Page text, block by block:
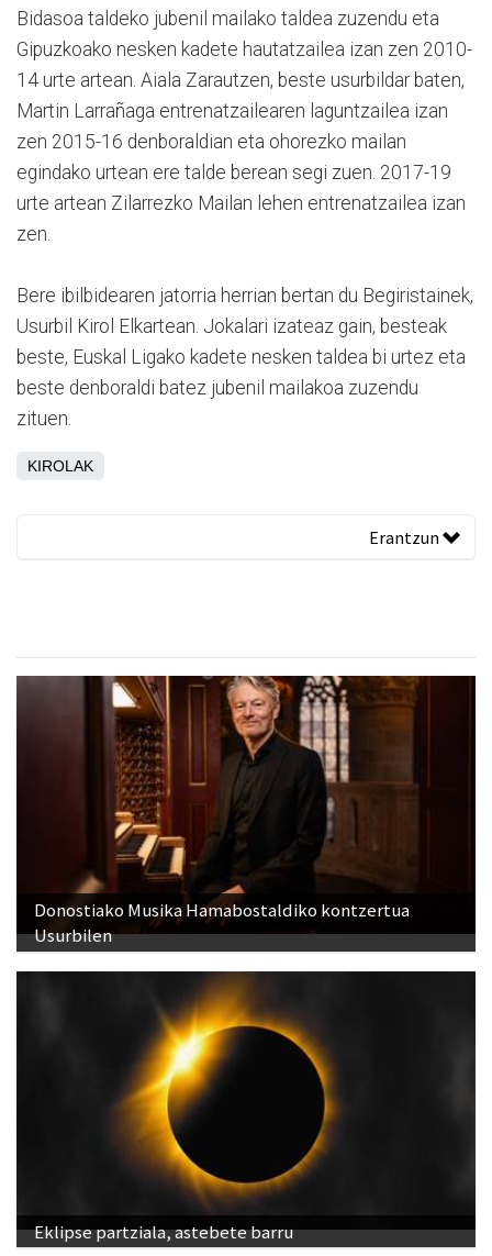
Bidasoa taldeko jubenil mailako taldea zuzendu eta
Gipuzkoako nesken kadete hautatzailea izan zen 2010-
14 urte artean. Aiala Zarautzen, beste usurbildar baten,
Martin Larrañaga entrenatzailearen laguntzailea izan
zen 2015-16 denboraldian eta ohorezko mailan
egindako urtean ere talde berean segi zuen. 2017-19
urte artean Zilarrezko Mailan lehen entrenatzailea izan
zen.
Bere ibilbidearen jatorria herrian bertan du Begiristainek,
Usurbil Kirol Elkartean. Jokalari izateaz gain, besteak
beste, Euskal Ligako kadete nesken taldea bi urtez eta
beste denboraldi batez jubenil mailakoa zuzendu
zituen.
KIROLAK
Erantzun
Donostiako Musika Hamabostaldiko kontzertua
Usurbilen
Eklipse partziala, astebete barru